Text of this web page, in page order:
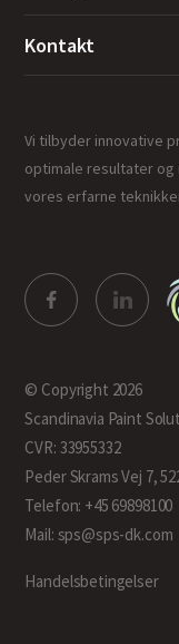
Kontakt
Vi tilbyder innovative
optimale resultater
vores erfarne
© Copyright 2026
Scandinavia Paint
CVR: 33955332
Peder Skrams Vej 7,
Telefon: +45 69898100
Mail: sps@sps-dk.com
Handelsbetingelser